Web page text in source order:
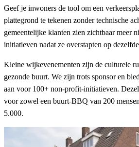
Geef je inwoners de tool om een
plattegrond te tekenen zonder technische
gemeentelijke klanten zien zichtbaar meer
initiatieven nadat ze overstapten op
Kleine wijkevenementen zijn de culturele
gezonde buurt. We zijn trots sponsor en
aan voor 100+ non-profit-initiatieven.
voor zowel een buurt-BBQ van 200
5.000.